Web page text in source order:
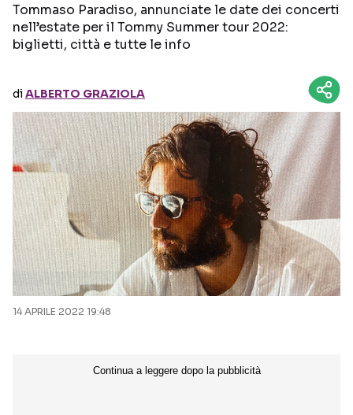
Tommaso Paradiso, annunciate le date dei concerti
nell’estate per il Tommy Summer tour 2022:
biglietti, città e tutte le info
diALBERTO GRAZIOLA
14 APRILE 2022 19:48